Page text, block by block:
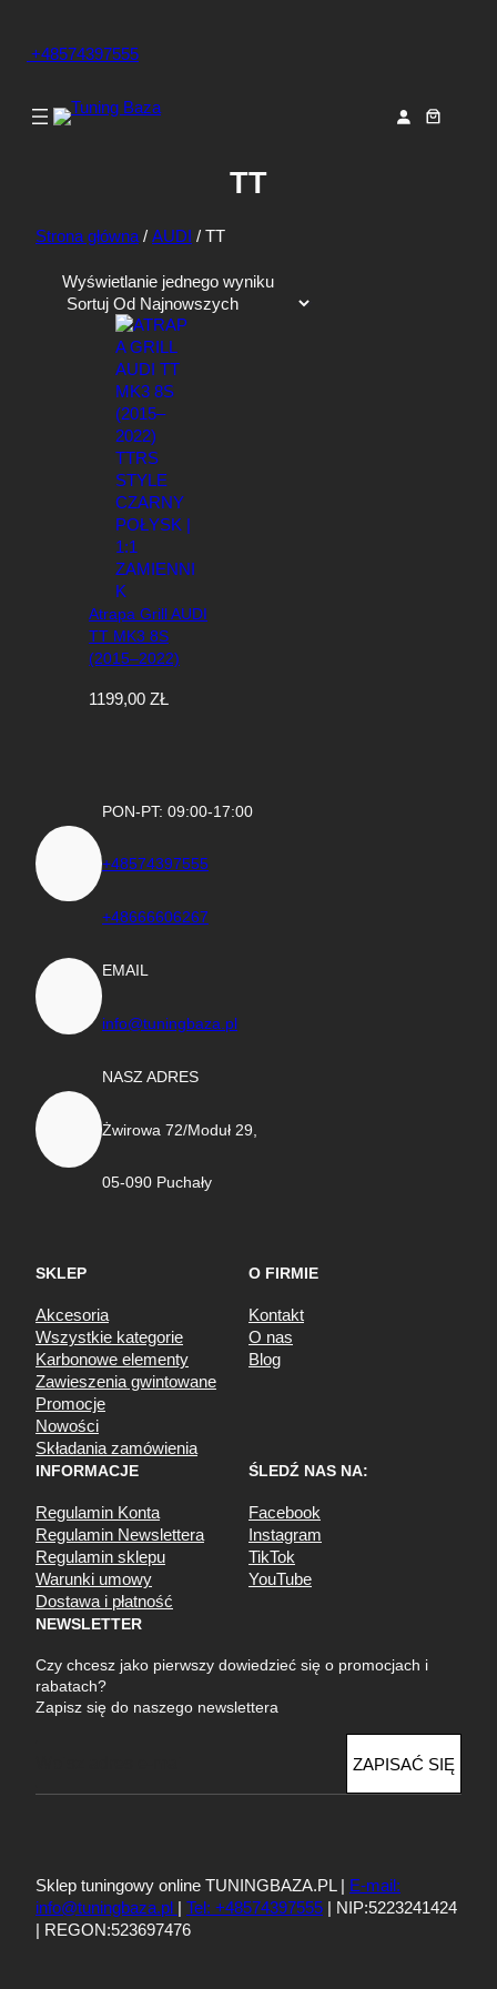
+48574397555
TT
Strona główna / AUDI / TT
Wyświetlanie jednego wyniku
Atrapa Grill AUDI
TT MK3 8S
(2015–2022)
Czarny Połysk |
1199,00 ZŁ
PON-PT: 09:00-17:00
+48574397555
+48666606267
EMAIL
info@tuningbaza.pl
NASZ ADRES
Żwirowa 72/Moduł 29,
05-090 Puchały
SKLEP
Akcesoria
Wszystkie kategorie
Karbonowe elementy
Zawieszenia gwintowane
Promocje
Nowości
Składania zamówienia
O FIRMIE
Kontakt
O nas
Blog
INFORMACJE
Regulamin Konta
Regulamin Newslettera
Regulamin sklepu
Warunki umowy
Dostawa i płatność
ŚLEDŹ NAS NA:
Facebook
Instagram
TikTok
YouTube
NEWSLETTER
Czy chcesz jako pierwszy dowiedzieć się o promocjach i
rabatach?
Zapisz się do naszego newslettera
a
ZAPISAĆ SIĘ
Sklep tuningowy online TUNINGBAZA.PL |
E-mail:
info@tuningbaza.pl
Tel: +48574397555 | NIP:5223241424
| REGON:523697476